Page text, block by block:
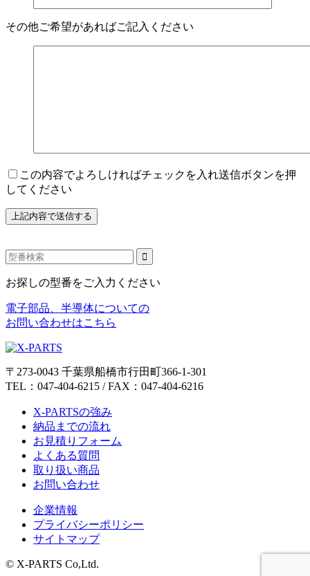
その他ご希望があればご記入ください
この内容でよろしければチェックを入れ送信ボタンを押
してください
お探しの型番をご入力ください
電子部品、半導体についての
お問い合わせはこちら
〒273-0043 千葉県船橋市行田町366-1-301
TEL：047-404-6215 / FAX：047-404-6216
X-PARTSの強み
納品までの流れ
お見積りフォーム
よくある質問
取り扱い商品
お問い合わせ
企業情報
プライバシーポリシー
サイトマップ
© X-PARTS Co,Ltd.